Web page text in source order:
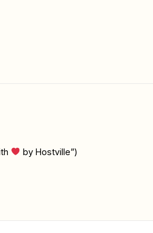
by Hostville”)